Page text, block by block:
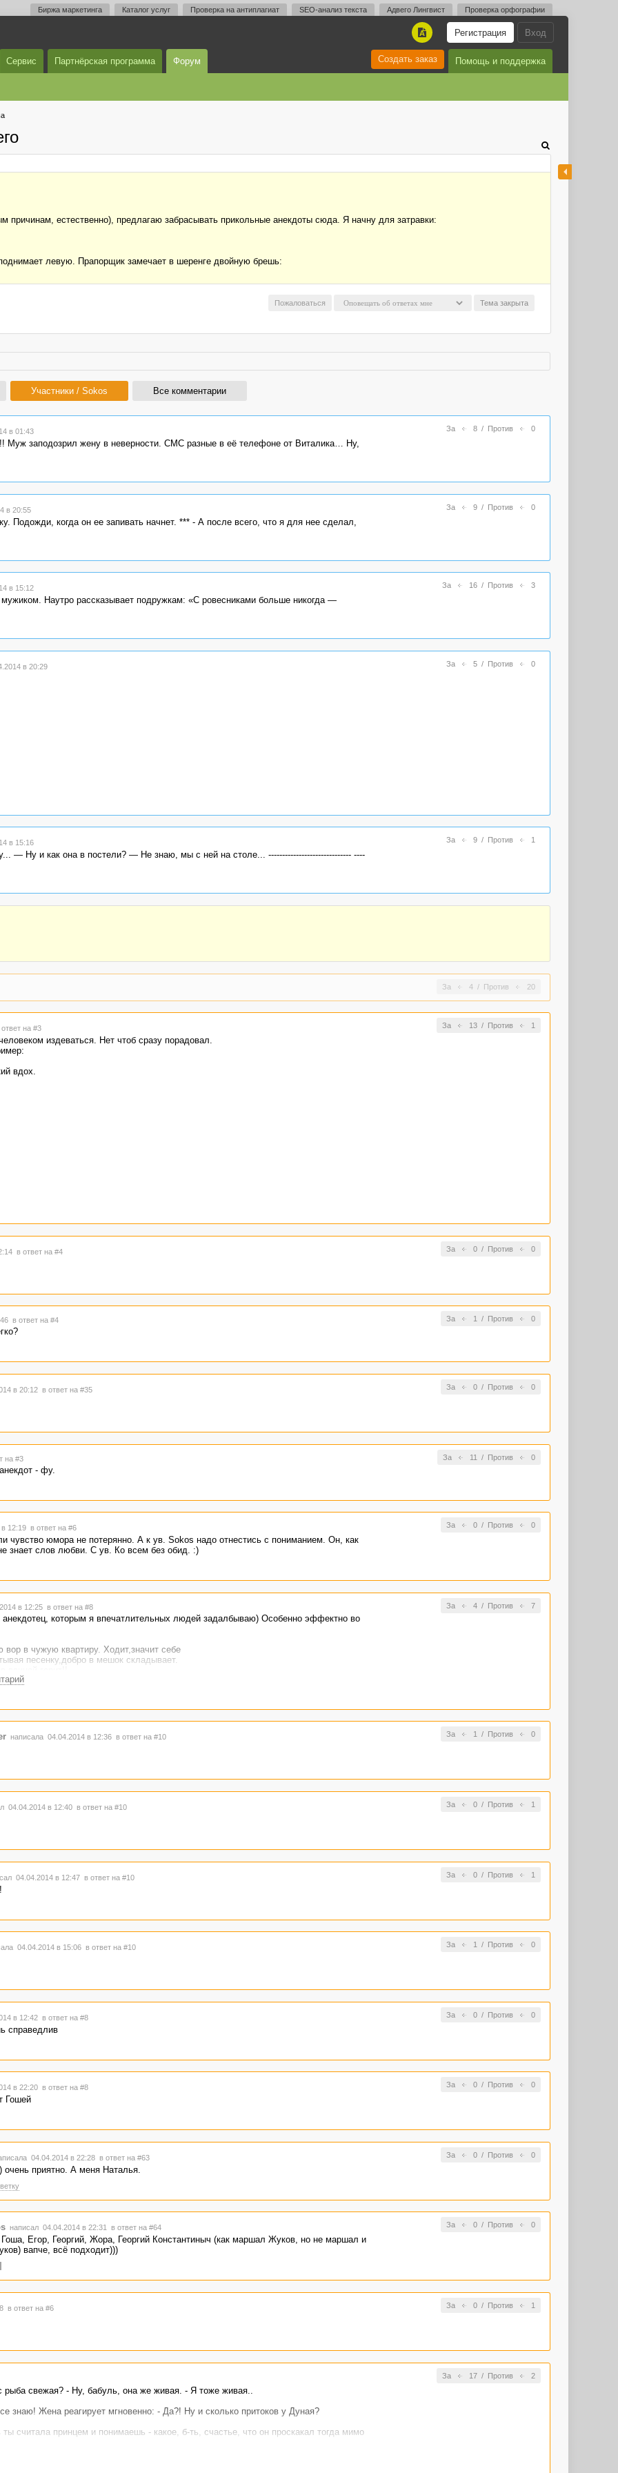
Биржа маркетинга Каталог услуг Проверка на антиплагиат SEO-анализ текста Адвего Лингвист Проверка орфографии
Вход
Регистрация
A
Сервис Партнёрская программа Форум Помощь и поддержка
Создать заказ
причинам, естественно), предлагаю забрасывать прикольные анекдоты сюда. Я начну для затравки:
левую. Прапорщик замечает в шеренге двойную брешь:
Тема закрыта
Пожаловаться
Участники / Sokos Все комментарии
За 8/ Против 0
в 01:43
Муж заподозрил жену в неверности. СМС разные в её телефоне от Виталика… Ну,
За 9/ Против 0
в 20:55
Подожди, когда он ее запивать начнет. *** - А после всего, что я для нее сделал,
За 16/ Против 3
в 15:12
Наутро рассказывает подружкам: «С ровесниками больше никогда —
За 5/ Против 0
в 20:29
За 9/ Против 1
в 15:16
— Ну и как она в постели? — Не знаю, мы с ней на столе... ------------------------------ ----
За 4/ Против 20
За 13/ Против 1
ответ на #3
издеваться. Нет чтоб сразу порадовал.
вдох.
За 0/ Против 0
в ответ на #4
За 1 / Против 0
в ответ на #4
За 0/ Против 0
в 20:12 в ответ на #35
За 11 / Против 0
на #3
- фу.
За 0/ Против 0
12:19 в ответ на #6
чувство юмора не потерянно. А к ув. Sokos надо отнестись с пониманием. Он, как
знает слов любви. С ув. Ко всем без обид. :)
За 4/ Против 7
в 12:25 в ответ на #8
которым я впечатлительных людей задалбываю) Особенно эффектно во
вор в чужую квартиру. Ходит,значит себе
песенку,добро в мешок складывает.
в дверь.
ванна сгущенки!!!
на пол бросает,бежит на кухню за ложкой,
наворачивать...
дна,и вдруг видит - сидит на дне маленькая
с двумя косичками.
у нее:
Прыщи давлю!
За 1 / Против 0
написала 04.04.2014 в 12:36 в ответ на #10
За 0/ Против 1
04.04.2014 в 12:40 в ответ на #10
За 0/ Против 1
04.04.2014 в 12:47 в ответ на #10
За 1 / Против 0
04.04.2014 в 15:06 в ответ на #10
За 0/ Против 0
в 12:42 в ответ на #8
справедлив
За 0/ Против 0
в 22:20 в ответ на #8
Гошей
За 0/ Против 0
04.04.2014 в 22:28 в ответ на #63
очень приятно. А меня Наталья.
За 0/ Против 0
написал 04.04.2014 в 22:31 в ответ на #64
Гоша, Егор, Георгий, Жора, Георгий Константиныч (как маршал Жуков, но не маршал и
вапче, всё подходит)))
За 0/ Против 1
в ответ на #6
За 17/ Против 2
свежая? - Ну, бабуль, она же живая. - Я тоже живая..
знаю! Жена реагирует мгновенно: - Да?! Ну и сколько притоков у Дуная?
ты считала принцем и понимаешь - какое, б-ть, счастье, что он проскакал тогда мимо
кролик, в ней будет холодно! - Ничего, кролик ходил в ней всю жизнь, не замёрз!